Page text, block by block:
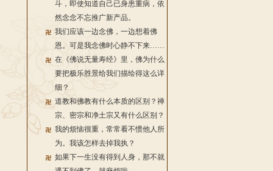
斗，即使知道自己已身患重病，依
然念念不忘推广新产品。
我们应该一边念佛，一边想着佛
恩。可是我念佛时心静不下来……
在《佛说无量寿经》里，佛为什么
要把极乐胜景给我们描绘得这么详
细？
道教和佛教有什么本质的区别？禅
宗、密宗和净土宗又有什么区别？
我的烦恼很重，常常看不惯他人所
为。我该怎样去掉我执？
如果下一生没有得到人身，那不就